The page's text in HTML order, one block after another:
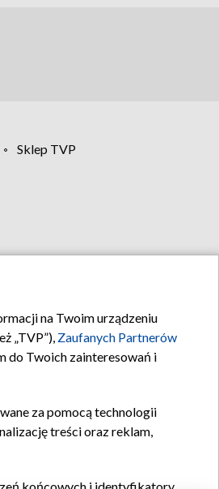
Sklep TVP
na Twoim urządzeniu
„TVP”), Zaufanych Partnerów
do Twoich zainteresowań i
za pomocą technologii
treści oraz reklam,